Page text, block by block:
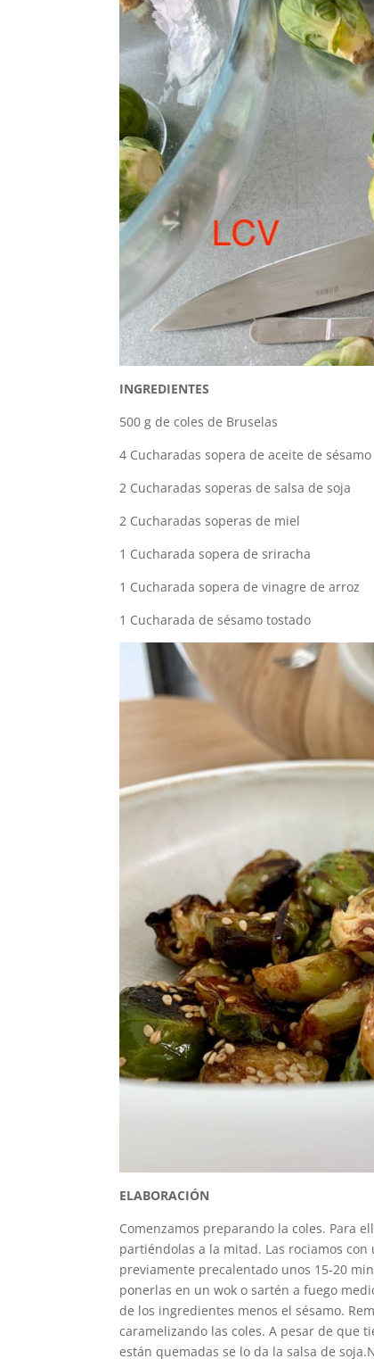
INGREDIENTES
500 g de coles de Bruselas
4 Cucharadas sopera de aceite de sésamo
2 Cucharadas soperas de salsa de soja
2 Cucharadas soperas de miel
1 Cucharada sopera de sriracha
1 Cucharada sopera de vinagre de arroz
1 Cucharada de sésamo tostado
ELABORACIÓN
Comenzamos preparando la coles. Para
partiéndolas a la mitad. Las rociamos
previamente precalentado unos 15-20
ponerlas en un wok o sartén a fuego
de los ingredientes menos el sésamo.
caramelizando las coles. A pesar de que
están quemadas se lo da la salsa de